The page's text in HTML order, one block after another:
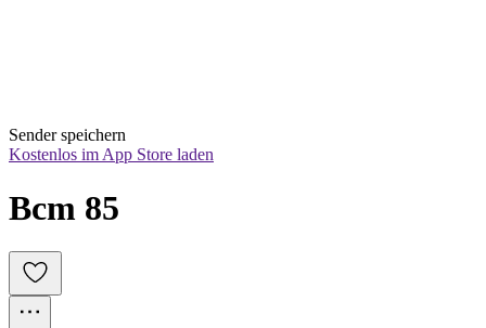
Sender speichern
Kostenlos im App Store laden
Bcm 85